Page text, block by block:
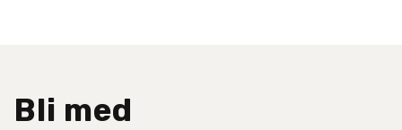
Bli med